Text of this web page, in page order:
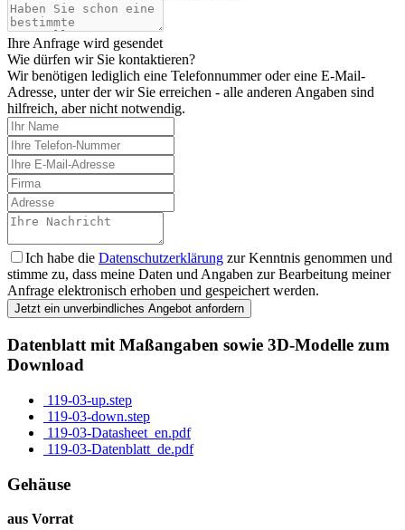
Ihre Anfrage wird gesendet
Wie dürfen wir Sie kontaktieren?
Wir benötigen lediglich eine Telefonnummer oder eine E-Mail-
Adresse, unter der wir Sie erreichen - alle anderen Angaben sind
hilfreich, aber nicht notwendig.
Ich habe die Datenschutzerklärung zur Kenntnis genommen und
stimme zu, dass meine Daten und Angaben zur Bearbeitung meiner
Anfrage elektronisch erhoben und gespeichert werden.
Jetzt ein unverbindliches Angebot anfordern
Datenblatt mit Maßangaben sowie 3D-Modelle zum
Download
119-03-up.step
119-03-down.step
119-03-Datasheet_en.pdf
119-03-Datenblatt_de.pdf
Gehäuse
aus Vorrat